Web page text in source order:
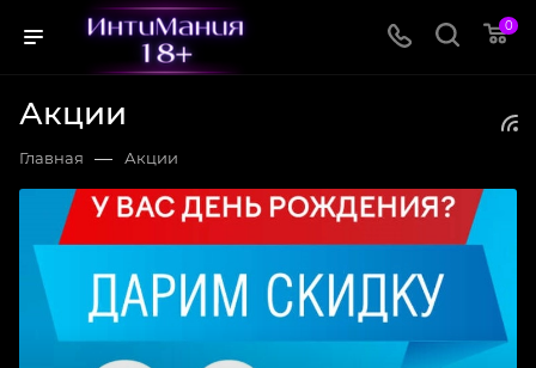
0
Акции
Главная — Акции